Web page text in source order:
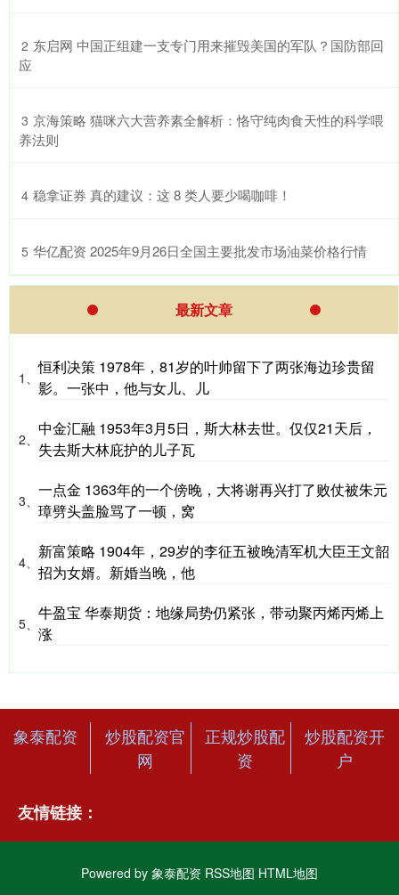
2 ​东启网 中国正组建一支专门用来摧毁美国的军队？国防部回
应
3 ​京海策略 猫咪六大营养素全解析：恪守纯肉食天性的科学喂
养法则
4 ​稳拿证券 真的建议：这 8 类人要少喝咖啡！
5 ​华亿配资 2025年9月26日全国主要批发市场油菜价格行情
最新文章
1、
恒利决策 1978年，81岁的叶帅留下了两张海边珍贵留
影。一张中，他与女儿、儿
2、
中金汇融 1953年3月5日，斯大林去世。仅仅21天后，
失去斯大林庇护的儿子瓦
3、
一点金 1363年的一个傍晚，大将谢再兴打了败仗被朱元
璋劈头盖脸骂了一顿，窝
4、
新富策略 1904年，29岁的李征五被晚清军机大臣王文韶
招为女婿。新婚当晚，他
5、
牛盈宝 华泰期货：地缘局势仍紧张，带动聚丙烯丙烯上
涨
象泰配资
炒股配资官
网
正规炒股配
资
炒股配资开
户
友情链接：
Powered by 象泰配资 RSS地图 HTML地图